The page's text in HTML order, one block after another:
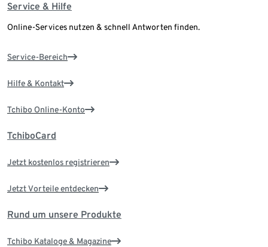
Service & Hilfe
Online-Services nutzen & schnell Antworten finden.
Service-Bereich
Hilfe & Kontakt
Tchibo Online-Konto
TchiboCard
Jetzt kostenlos registrieren
Jetzt Vorteile entdecken
Rund um unsere Produkte
Tchibo Kataloge & Magazine